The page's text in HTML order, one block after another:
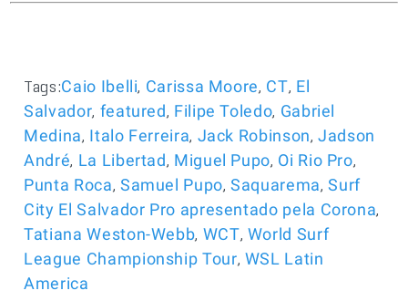
Tags:Caio Ibelli, Carissa Moore, CT, El
Salvador, featured, Filipe Toledo, Gabriel
Medina, Italo Ferreira, Jack Robinson,Jadson
André, La Libertad, Miguel Pupo, Oi Rio Pro,
Punta Roca, Samuel Pupo,Saquarema,Surf
City El Salvador Pro apresentado pela Corona,
Tatiana Weston-Webb, WCT, World Surf
League Championship Tour, WSL Latin
America